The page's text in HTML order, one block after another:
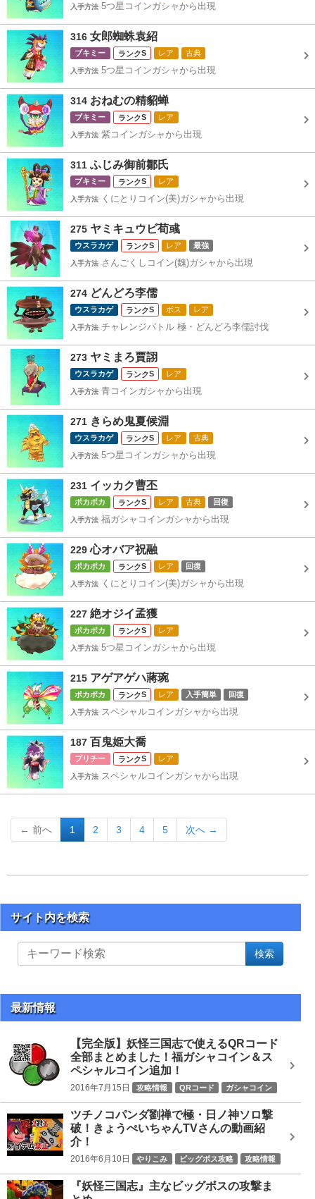
入手方法 5つ星コインガシャから出現
316 女郎蜘蛛袁紹
ブキミー S レア 古典
入手方法 5つ星コインガシャから出現
314 おねむの精貂蝉
ブキミー S レア
入手方法 紫コインガシャから出現
311 ふじみ御前鄒氏
ブキミー S レア
入手方法 くにとりコイン(美)ガシャから出現
275 ヤミキュウビ荀彧
ウスラカゲ S レア 最強
入手方法 さんごくしコイン(魏)ガシャから出現
274 どんどろ李儒
ウスラカゲ S ボス レア
入手方法 チャレンジバトル 極・どんどろ李儒討伐
273 ヤミまろ賈詡
ウスラカゲ S レア
入手方法 青コインガシャから出現
271 きらめ鬼夏候淵
ウスラカゲ S レア 古典
入手方法 5つ星コインガシャから出現
231 イッカク曹丕
ポカポカ S レア 古典 回復
入手方法 福ガシャコインガシャから出現
229 心オバア祝融
ポカポカ S レア 回復
入手方法 くにとりコイン(美)ガシャから出現
227 絶オジイ孟獲
ポカポカ S レア
入手方法 5つ星コインガシャから出現
215 アゲアゲハ蔣琬
ポカポカ S レア 入手簡単 回復
入手方法 スペシャルコインガシャから出現
187 百鬼姫大喬
プリチー S レア
入手方法 スペシャルコインガシャから出現
← 前へ 1 2 3 4 5 次へ →
サイト内を検索
イ
を
検
検索
最新情報
【完全版】妖怪三国志で使えるQRコード
全部まとめました！福ガシャコイン＆ス
ペシャルコイン追加！
2016年7月15日 攻略情報 QRコード ガシャコイン
ツチノコパンダ劉禅で極・日ノ神ソロ撃
破！きょうぺいちゃんTVさんの動画紹
介！
2016年6月10日 やりこみ ビッグボス攻略
攻略情報
ツチノコパンダ劉禅
ビッグボス 日ノ神
『妖怪三国志』主なビッグボスの攻撃ま